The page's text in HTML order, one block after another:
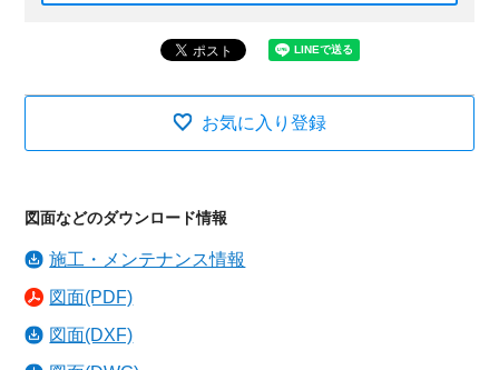
お気に入り登録
図面などのダウンロード情報
施工・メンテナンス情報
図面(PDF)
図面(DXF)